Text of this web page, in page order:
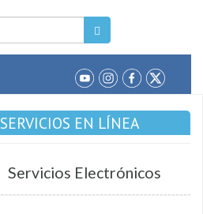
SERVICIOS EN LÍNEA
Servicios Electrónicos